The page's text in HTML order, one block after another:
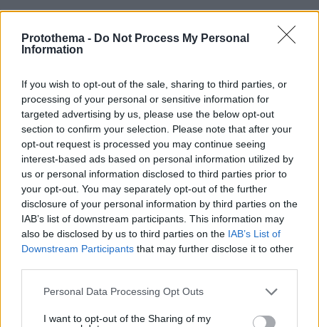
Protothema - Do Not Process My Personal
Information
If you wish to opt-out of the sale, sharing to third parties, or
processing of your personal or sensitive information for
targeted advertising by us, please use the below opt-out
section to confirm your selection. Please note that after your
opt-out request is processed you may continue seeing
interest-based ads based on personal information utilized by
us or personal information disclosed to third parties prior to
your opt-out. You may separately opt-out of the further
disclosure of your personal information by third parties on the
IAB’s list of downstream participants. This information may
also be disclosed by us to third parties on the IAB’s List of
Downstream Participants that may further disclose it to other
Please note that this website/app uses one or more Google
not limited to your visit or usage behaviour. You may click to
Personal Data Processing Opt Outs
I want to opt-out of the Sharing of my
πριν 28 λεπτά
παραλία της Χαλκιδικής
πριν 39 λεπτά
ΔΕΙΤΕ ΟΛΕΣ ΤΙΣ ΕΙΔΗΣΕΙΣ
ΤΑ ΠΙΟ ΔΗΜΟΦΙΛΗ